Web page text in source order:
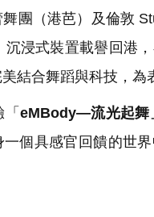
團（港芭）及倫敦
沉浸式裝置載譽回港
結合舞蹈與科技，為
eMBody—流光起舞
個具感官回饋的世